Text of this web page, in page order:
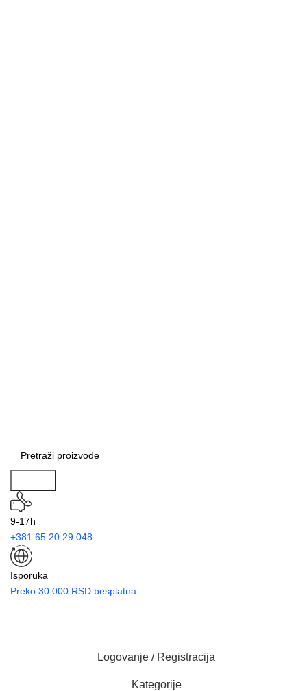
9-17h
+381 65 20 29 048
Isporuka
Preko 30.000 RSD besplatna
Logovanje / Registracija
Kategorije